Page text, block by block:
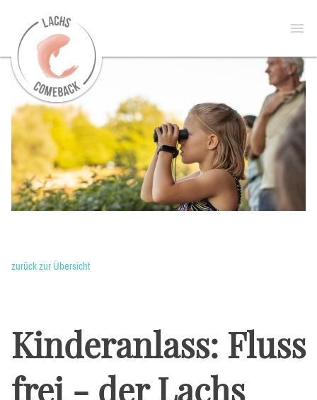
Startseite
Open
menu
zurück zur Übersicht
Kinderanlass: Fluss
frei - der Lachs